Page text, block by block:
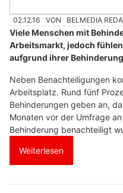
02.12.16 VON BELMEDIA
Viele Menschen mit
Arbeitsmarkt, jedoch
aufgrund ihrer
Neben Benachteiligungen
Arbeitsplatz. Rund fünf
Behinderungen geben an,
Monaten vor der Umfrage
Behinderung benachteiligt
Weiterlesen